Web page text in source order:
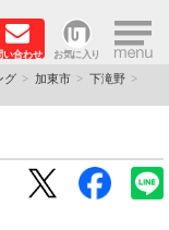
い合わせ お気に入り ×
グ 加東市
下滝野